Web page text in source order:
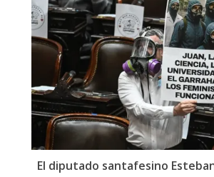
El diputado santafesino